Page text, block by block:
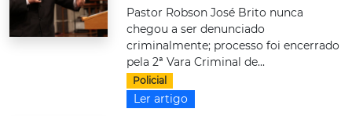
Pastor Robson José Brito nunca
chegou a ser denunciado
criminalmente; processo foi encerrado
pela 2ª Vara Criminal de...
Policial
Ler artigo